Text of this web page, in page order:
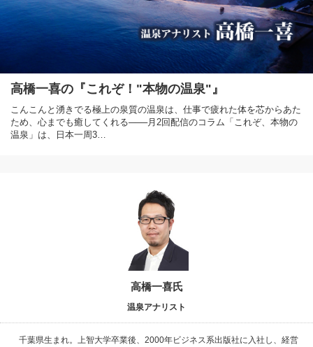
高橋一喜の『これぞ！"本物の温泉"』
こんこんと湧きでる極上の泉質の温泉は、仕事で疲れた体を芯からあた
ため、心までも癒してくれる───月2回配信のコラム「これぞ、本物の
温泉」は、日本一周3…
高橋一喜氏
温泉アナリスト
千葉県生まれ。上智大学卒業後、2000年ビジネス系出版社に入社し、経営